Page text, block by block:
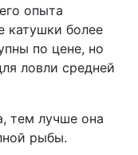
опыта
катушки более
по цене, но
ловли средней
тем лучше она
рыбы.